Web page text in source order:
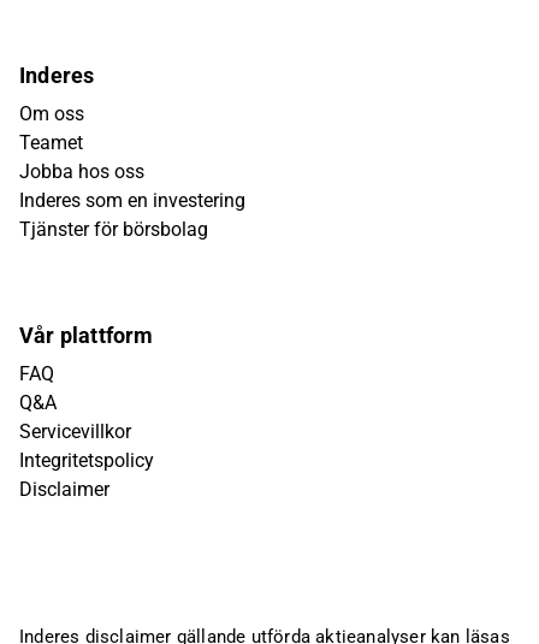
Inderes
Om oss
Teamet
Jobba hos oss
Inderes som en investering
Tjänster för börsbolag
Vår plattform
FAQ
Q&A
Servicevillkor
Integritetspolicy
Disclaimer
Inderes disclaimer gällande utförda aktieanalyser kan läsas